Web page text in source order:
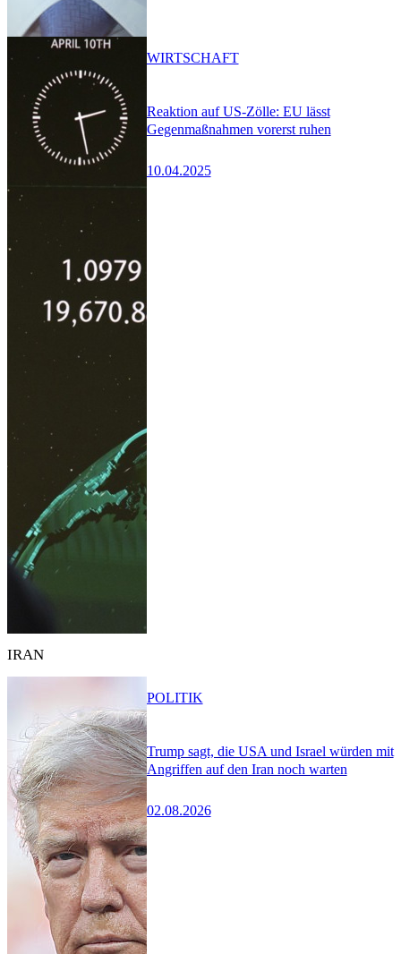
Reaktion auf US-Zölle: EU lässt
Gegenmaßnahmen vorerst ruhen
10.04.2025
WIRTSCHAFT
IRAN
Trump sagt, die USA und Israel würden mit
Angriffen auf den Iran noch warten
02.08.2026
POLITIK